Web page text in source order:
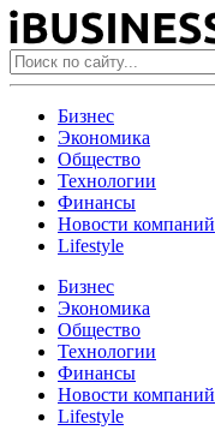
Бизнес
Экономика
Общество
Технологии
Финансы
Новости компаний
Lifestyle
Бизнес
Экономика
Общество
Технологии
Финансы
Новости компаний
Lifestyle